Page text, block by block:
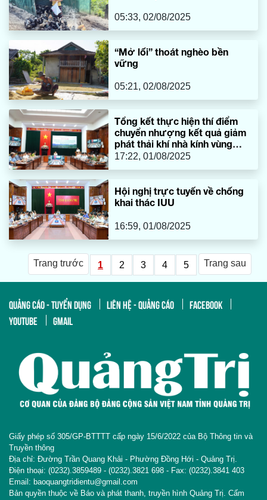
05:33, 02/08/2025
“Mở lối” thoát nghèo bền
vững
05:21, 02/08/2025
Tổng kết thực hiện thí điểm
chuyển nhượng kết quả giảm
phát thải khí nhà kính vùng
Bắc Trung Bộ
17:22, 01/08/2025
Hội nghị trực tuyến về chống
khai thác IUU
16:59, 01/08/2025
Trang trước 1 2 3 4 5 Trang sau
QUẢNG CÁO - TUYỂN DỤNG LIÊN HỆ - QUẢNG CÁO
FACEBOOK
YOUTUBE
GMAIL
Giấy phép số 305/GP-BTTTT cấp ngày 15/6/2022 của Bộ Thông tin và
Truyền thông
Địa chỉ: Đường Trần Quang Khải - Phường Đồng Hới - Quảng Trị.
Điện thoại: (0232).3859489 - (0232).3821 698 - Fax: (0232).3841 403
Email: baoquangtridientu@gmail.com
Bản quyền thuộc về Báo và phát thanh, truyền hình Quảng Trị. Cấm